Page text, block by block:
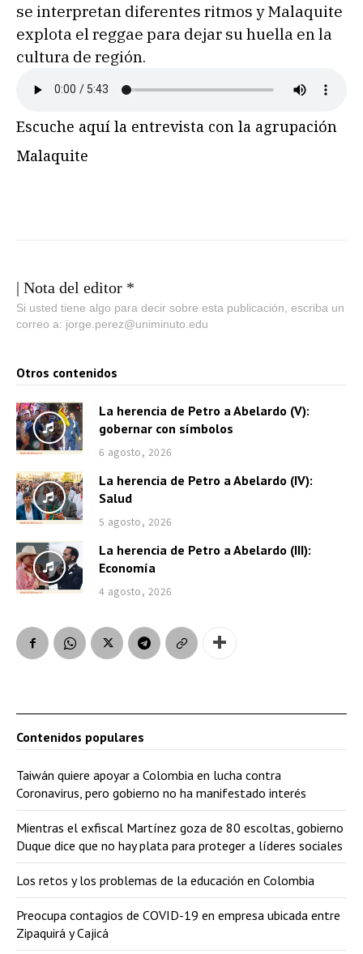
se interpretan diferentes ritmos y Malaquite
explota el reggae para dejar su huella en la
cultura de región.
Escuche aquí la entrevista con la agrupación
Malaquite
| Nota del editor *
Si usted tiene algo para decir sobre esta publicación, escriba un
correo a: jorge.perez@uniminuto.edu
Otros contenidos
La herencia de Petro a Abelardo (V):
gobernar con símbolos
6 agosto, 2026
La herencia de Petro a Abelardo (IV):
Salud
5 agosto, 2026
La herencia de Petro a Abelardo (III):
Economía
4 agosto, 2026
Contenidos populares
Taiwán quiere apoyar a Colombia en lucha contra
Coronavirus, pero gobierno no ha manifestado interés
Mientras el exfiscal Martínez goza de 80 escoltas, gobierno
Duque dice que no hay plata para proteger a líderes sociales
Los retos y los problemas de la educación en Colombia
Preocupa contagios de COVID-19 en empresa ubicada entre
Zipaquirá y Cajicá